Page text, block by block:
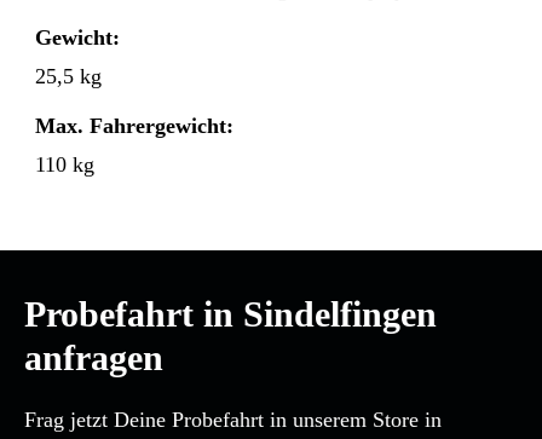
Gewicht:
25,5 kg
Max. Fahrergewicht:
110 kg
Probefahrt in Sindelfingen
anfragen
Frag jetzt Deine Probefahrt in unserem Store in